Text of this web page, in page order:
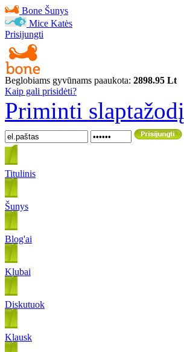
Bone Šunys
Mice Katės
Prisijungti
Beglobiams gyvūnams paaukota: 2898.95 Lt
Kaip gali prisidėti?
Priminti slaptažodį
Titulinis
Šunys
Blog'ai
Klubai
Diskutuok
Klausk